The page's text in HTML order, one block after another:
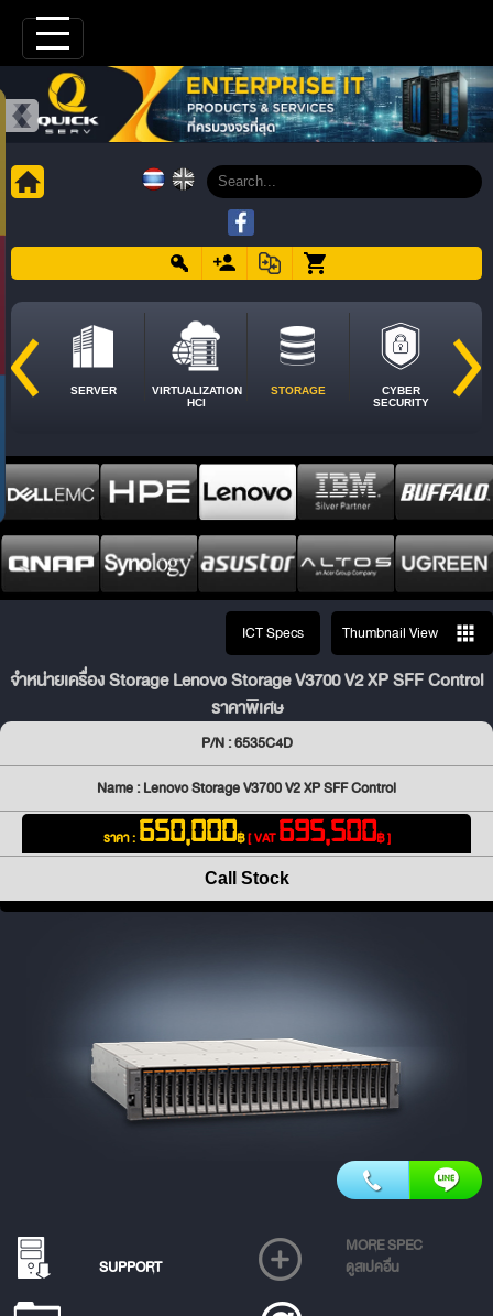
SERVER
VIRTUALIZATION
HCI
STORAGE
CYBER
SECURITY
ICT Specs Thumbnail View
จำหน่ายเครื่อง Storage Lenovo Storage V3700 V2 XP SFF Control
ราคาพิเศษ
P/N : 6535C4D
Name : Lenovo Storage V3700 V2 XP SFF Control
ราคา : 650,000฿[ VAT695,500฿ ]
Call Stock
SUPPORT
MORE SPEC
ดูสเปคอื่น